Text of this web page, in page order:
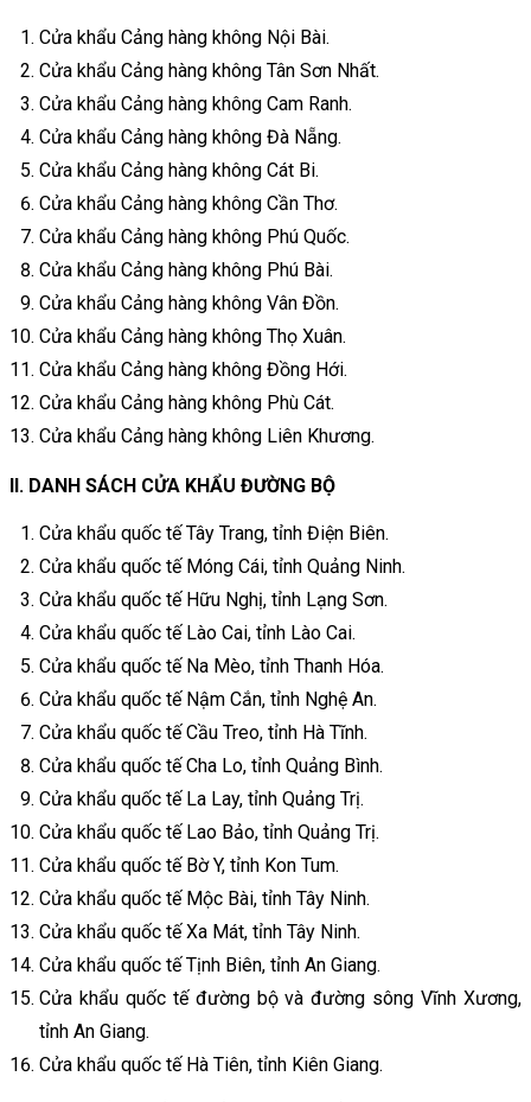
Cửa khẩu Cảng hàng không Nội Bài.
Cửa khẩu Cảng hàng không Tân Sơn Nhất.
Cửa khẩu Cảng hàng không Cam Ranh.
Cửa khẩu Cảng hàng không Đà Nẵng.
Cửa khẩu Cảng hàng không Cát Bi.
Cửa khẩu Cảng hàng không Cần Thơ.
Cửa khẩu Cảng hàng không Phú Quốc.
Cửa khẩu Cảng hàng không Phú Bài.
Cửa khẩu Cảng hàng không Vân Đồn.
Cửa khẩu Cảng hàng không Thọ Xuân.
Cửa khẩu Cảng hàng không Đồng Hới.
Cửa khẩu Cảng hàng không Phù Cát.
Cửa khẩu Cảng hàng không Liên Khương.
II. DANH SÁCH CỬA KHẨU ĐƯỜNG BỘ
Cửa khẩu quốc tế Tây Trang, tỉnh Điện Biên.
Cửa khẩu quốc tế Móng Cái, tỉnh Quảng Ninh.
Cửa khẩu quốc tế Hữu Nghị, tỉnh Lạng Sơn.
Cửa khẩu quốc tế Lào Cai, tỉnh Lào Cai.
Cửa khẩu quốc tế Na Mèo, tỉnh Thanh Hóa.
Cửa khẩu quốc tế Nậm Cắn, tỉnh Nghệ An.
Cửa khẩu quốc tế Cầu Treo, tỉnh Hà Tĩnh.
Cửa khẩu quốc tế Cha Lo, tỉnh Quảng Bình.
Cửa khẩu quốc tế La Lay, tỉnh Quảng Trị.
Cửa khẩu quốc tế Lao Bảo, tỉnh Quảng Trị.
Cửa khẩu quốc tế Bờ Y, tỉnh Kon Tum.
Cửa khẩu quốc tế Mộc Bài, tỉnh Tây Ninh.
Cửa khẩu quốc tế Xa Mát, tỉnh Tây Ninh.
Cửa khẩu quốc tế Tịnh Biên, tỉnh An Giang.
Cửa khẩu quốc tế đường bộ và đường sông Vĩnh Xương,
tỉnh An Giang.
Cửa khẩu quốc tế Hà Tiên, tỉnh Kiên Giang.